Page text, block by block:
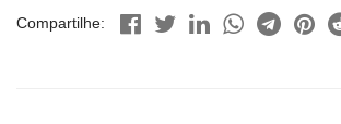
Compartilhe: